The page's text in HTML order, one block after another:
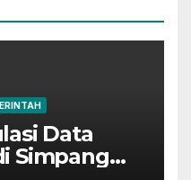
Data
Simpang